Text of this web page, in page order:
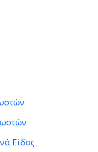
Είδος